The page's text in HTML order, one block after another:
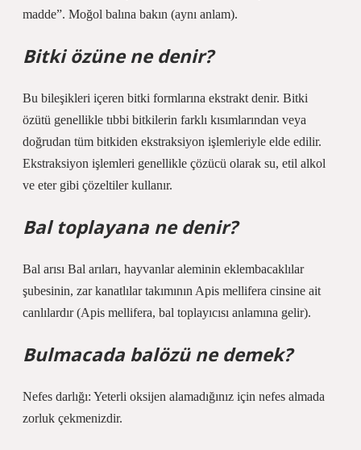
madde”. Moğol balına bakın (aynı anlam).
Bitki özüne ne denir?
Bu bileşikleri içeren bitki formlarına ekstrakt denir. Bitki
özütü genellikle tıbbi bitkilerin farklı kısımlarından veya
doğrudan tüm bitkiden ekstraksiyon işlemleriyle elde edilir.
Ekstraksiyon işlemleri genellikle çözücü olarak su, etil alkol
ve eter gibi çözeltiler kullanır.
Bal toplayana ne denir?
Bal arısı Bal arıları, hayvanlar aleminin eklembacaklılar
şubesinin, zar kanatlılar takımının Apis mellifera cinsine ait
canlılardır (Apis mellifera, bal toplayıcısı anlamına gelir).
Bulmacada balözü ne demek?
Nefes darlığı: Yeterli oksijen alamadığınız için nefes almada
zorluk çekmenizdir.